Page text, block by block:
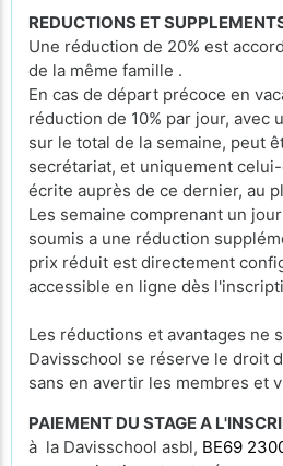
REDUCTIONS ET
Une réduction de 20% est
de la même famille .
En cas de départ précoce en
réduction de 10% par jour, avec
sur le total de la semaine, peut
secrétariat, et uniquement
écrite auprès de ce dernier, au
Les semaine comprenant un
soumis a une réduction
prix réduit est directement
accessible en ligne dès
Les réductions et avantages ne
Davisschool se réserve le droit
sans en avertir les membres et
PAIEMENT DU STAGE A
à la Davisschool asbl, BE69